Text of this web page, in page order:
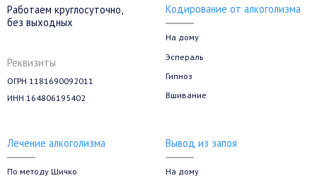
Работаем круглосуточно,
без выходных
Реквизиты
ОГРН 1181690092011
ИНН 164806195402
Кодирование от алкоголизма
На дому
Эспераль
Гипноз
Вшивание
Лечение алкоголизма
По методу Шичко
Вывод из запоя
На дому